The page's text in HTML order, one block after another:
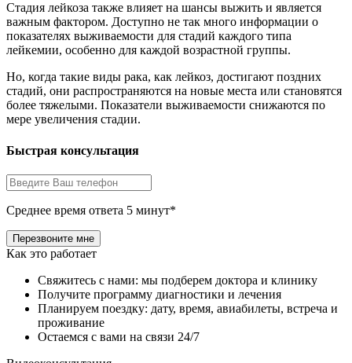
Стадия лейкоза также влияет на шансы выжить и является
важным фактором. Доступно не так много информации о
показателях выживаемости для стадий каждого типа
лейкемии, особенно для каждой возрастной группы.
Но, когда такие виды рака, как лейкоз, достигают поздних
стадий, они распространяются на новые места или становятся
более тяжелыми. Показатели выживаемости снижаются по
мере увеличения стадии.
Быстрая консультация
Среднее время ответа 5 минут*
Как это работает
Свяжитесь с нами: мы подберем доктора и клинику
Получите программу диагностики и лечения
Планируем поездку: дату, время, авиабилеты, встреча и
проживание
Остаемся с вами на связи 24/7